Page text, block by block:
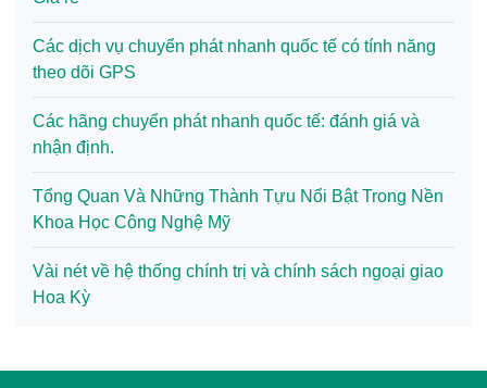
Các dịch vụ chuyển phát nhanh quốc tế có tính năng
theo dõi GPS
Các hãng chuyển phát nhanh quốc tế: đánh giá và
nhận định.
Tổng Quan Và Những Thành Tựu Nổi Bật Trong Nền
Khoa Học Công Nghệ Mỹ
Vài nét về hệ thống chính trị và chính sách ngoại giao
Hoa Kỳ